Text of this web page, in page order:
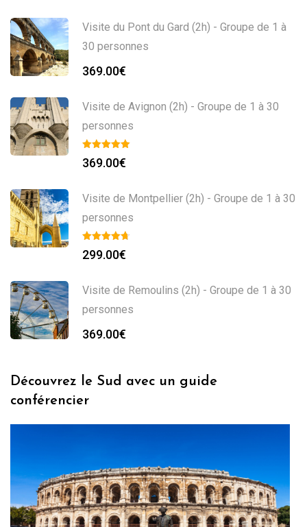
Visite du Pont du Gard (2h) - Groupe de 1 à
30 personnes
369.00€
Visite de Avignon (2h) - Groupe de 1 à 30
personnes
369.00€
Visite de Montpellier (2h) - Groupe de 1 à 30
personnes
299.00€
Visite de Remoulins (2h) - Groupe de 1 à 30
personnes
369.00€
Découvrez le Sud avec un guide
conférencier